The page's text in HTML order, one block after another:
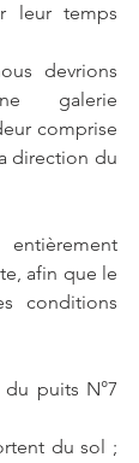
leur temps
devrions
galerie
comprise
afin que le
conditions
puits N°7
du sol ;